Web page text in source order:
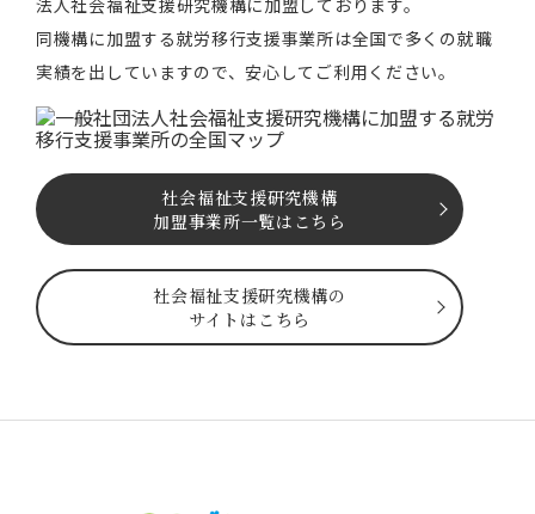
法⼈社会福祉⽀援研究機構に加盟しております。
同機構に加盟する就労移⾏⽀援事業所は全国で多くの就職
実績を出していますので、安⼼してご利⽤ください。
社会福祉⽀援研究機構
加盟事業所一覧はこちら
社会福祉⽀援研究機構の
サイトはこちら